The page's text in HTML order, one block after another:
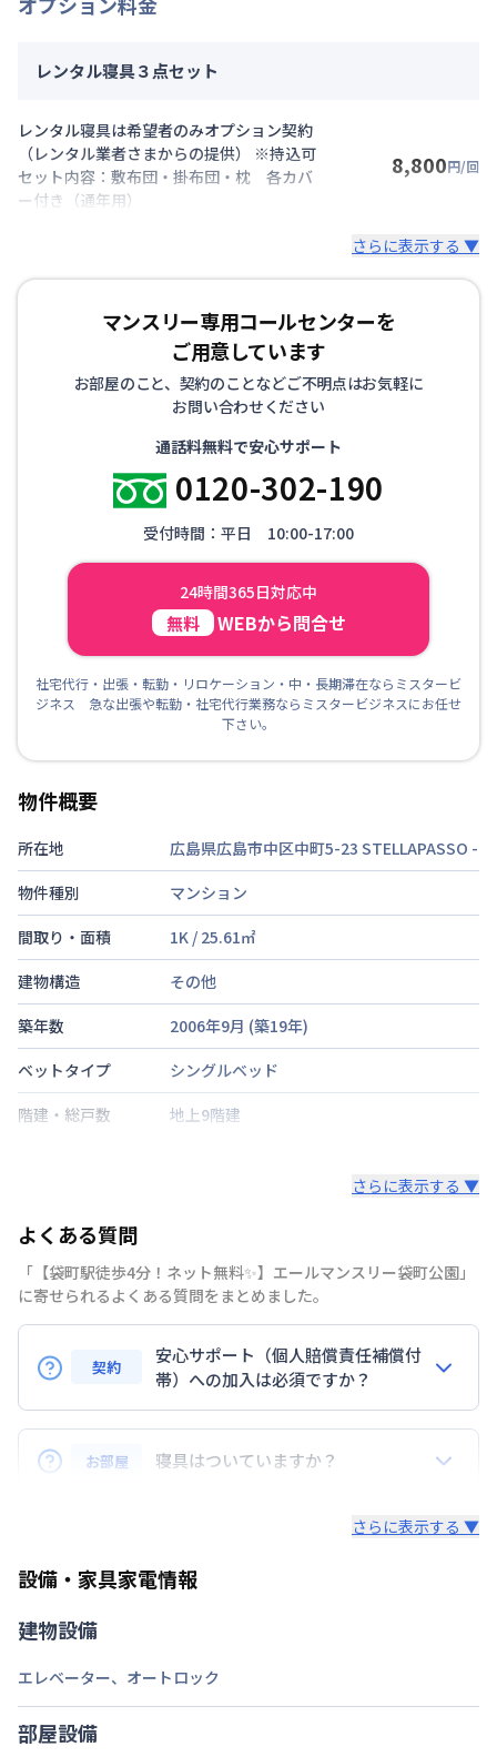
レンタル寝具３点セット
レンタル寝具は希望者のみオプション契約
（レンタル業者さまからの提供） ※持込可
セット内容：敷布団・掛布団・枕 各カバ
ー付き（通年用）
8,800円/回
さらに表示する ▼
マンスリー専用コールセンターを
ご用意しています
お部屋のこと、契約のことなどご不明点はお気軽に
お問い合わせください
通話料無料で安心サポート
0120-302-190
受付時間：平日 10:00-17:00
24時間365日対応中
無料 WEBから問合せ
社宅代行・出張・転勤・リロケーション・中・長期滞在ならミスタービ
ジネス 急な出張や転勤・社宅代行業務ならミスタービジネスにお任せ
下さい。
物件概要
所在地 広島県広島市中区中町5-23 STELLAPASSO -
物件種別
マンション
間取り・面積
1K / 25.61㎡
建物構造
その他
築年数
2006年9月 (築19年)
ベットタイプ
シングルベッド
階建・総戸数
地上9階建
禁煙・喫煙
交通 広島電鉄宇品線 袋町駅
定員
2名
駐車場
次回更新日
さらに表示する ▼
よくある質問
「【袋町駅徒歩4分！ネット無料✨】エールマンスリー袋町公園」
に寄せられるよくある質問をまとめました。
契約
安心サポート（個人賠償責任補償付
帯）への加入は必須ですか？
はい。安心サポートへの加入は必須となります。料金
プランでは清掃料欄に期間によって設定されている費
用が含まれて表示されています。
ロング（210日〜365日未満）：7,700円/回
ショート（30日〜90日未満）：2,200円/回
お部屋 寝具はついていますか？
年用）8,800円（初回）
ご自身でご用意いただき持ち込みも可能です。
さらに表示する ▼
設備・家具家電情報
建物設備
エレベーター、 オートロック
部屋設備